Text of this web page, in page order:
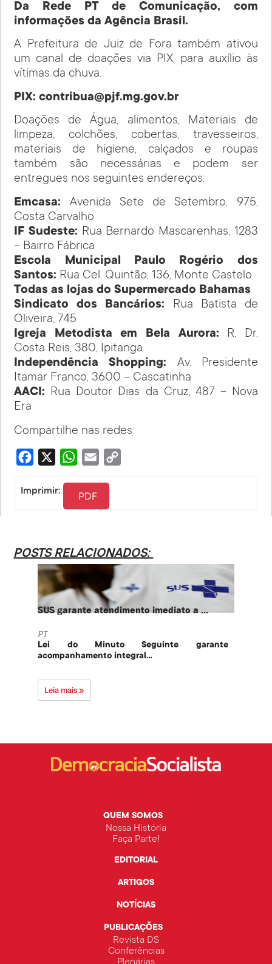
Da Rede PT de Comunicação, com
informações da Agência Brasil.
A Prefeitura de Juiz de Fora também ativou
um canal de doações via PIX, para auxílio às
vítimas da chuva.
PIX: contribua@pjf.mg.gov.br
Doações de Água, alimentos, Materiais de
limpeza, colchões, cobertas, travesseiros,
materiais de higiene, calçados e roupas
também são necessárias e podem ser
entregues nos seguintes endereços:
Emcasa: Avenida Sete de Setembro, 975,
Costa Carvalho
IF Sudeste: Rua Bernardo Mascarenhas, 1283
– Bairro Fábrica
Escola Municipal Paulo Rogério dos
Santos: Rua Cel. Quintão, 136, Monte Castelo
Todas as lojas do Supermercado Bahamas
Sindicato dos Bancários: Rua Batista de
Oliveira, 745
Igreja Metodista em Bela Aurora: R. Dr.
Costa Reis, 380, Ipitanga
Independência Shopping: Av. Presidente
Itamar Franco, 3600 – Cascatinha
AACI: Rua Doutor Dias da Cruz, 487 – Nova
Era
Compartilhe nas redes:
Facebook WhatsApp
Email
Imprimir: PDF
POSTS RELACIONADOS:
SUS garante atendimento imediato a ...
PT
Lei do Minuto Seguinte garante
acompanhamento integral...
Leia mais »
QUEM SOMOS
Nossa História
Faça Parte!
EDITORIAL
ARTIGOS
NOTÍCIAS
PUBLICAÇÕES
Revista DS
Conferências